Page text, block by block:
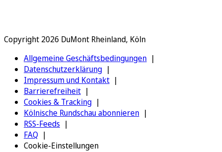
Copyright 2026 DuMont Rheinland, Köln
Allgemeine Geschäftsbedingungen
Datenschutzerklärung
Impressum und Kontakt
Barrierefreiheit
Cookies & Tracking
Kölnische Rundschau abonnieren
RSS-Feeds
FAQ
Cookie-Einstellungen